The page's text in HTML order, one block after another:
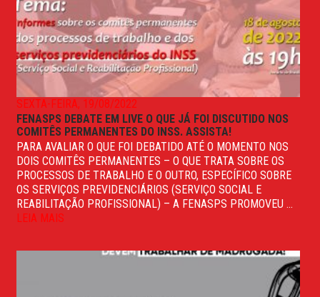
SEXTA-FEIRA, 19/08/2022
FENASPS DEBATE EM LIVE O QUE JÁ FOI DISCUTIDO NOS
COMITÊS PERMANENTES DO INSS. ASSISTA!
PARA AVALIAR O QUE FOI DEBATIDO ATÉ O MOMENTO NOS
DOIS COMITÊS PERMANENTES – O QUE TRATA SOBRE OS
PROCESSOS DE TRABALHO E O OUTRO, ESPECÍFICO SOBRE
OS SERVIÇOS PREVIDENCIÁRIOS (SERVIÇO SOCIAL E
REABILITAÇÃO PROFISSIONAL) – A FENASPS PROMOVEU ...
LEIA MAIS